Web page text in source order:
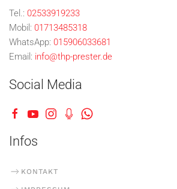
Tel.: 02533919233
Mobil: 01713485318
WhatsApp: 015906033681
Email: info@thp-prester.de
Social Media
Infos
KONTAKT